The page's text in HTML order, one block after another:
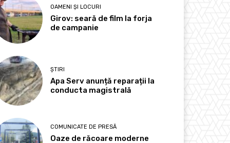
OAMENI ȘI LOCURI
Girov: seară de film la forja
de campanie
ȘTIRI
Apa Serv anunță reparații la
conducta magistrală
COMUNICATE DE PRESĂ
Oaze de răcoare moderne